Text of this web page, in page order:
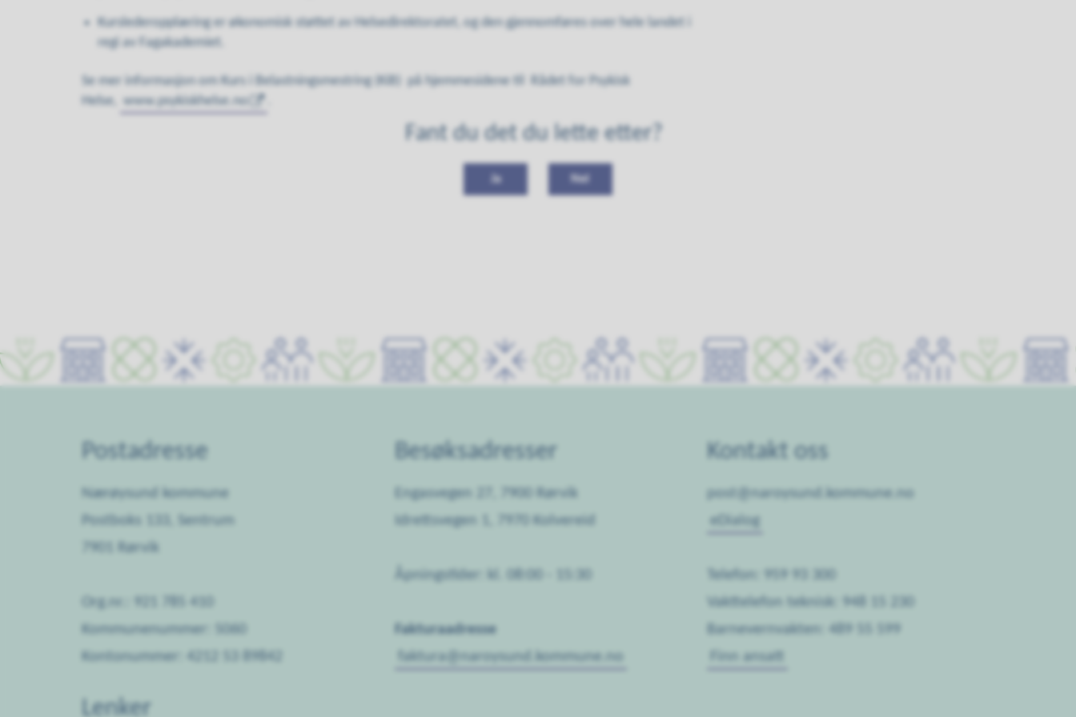
Kurslederopplæring er økonomisk støttet av Helsedirektoratet, og den gjennomføres over hele landet i
regi av Fagakademiet.
Se mer informasjon om Kurs i Belastningsmestring (KiB)
på hjemmesidene til Rådet for Psykisk
Helse,
www.psykiskhelse.no
Fant du det du lette etter?
Ja Nei
Postadresse
Nærøysund kommune
Postboks 133, Sentrum
7901 Rørvik
Org.nr.: 921 785 410
Kommunenummer: 5060
Kontonummer: 4212 53 89842
Besøksadresser
Engasvegen 27, 7900 Rørvik
Idrettsvegen 1, 7970 Kolvereid
Åpningstider: kl. 08:00 - 15:30
Fakturaadresse
faktura@naroysund.kommune.no
Kontakt oss
post@naroysund.kommune.no
eDialog
Telefon: 959 93 300
Vakttelefon teknisk: 948 15 230
Barnevernvakten: 489 55 599
Finn ansatt
Lenker